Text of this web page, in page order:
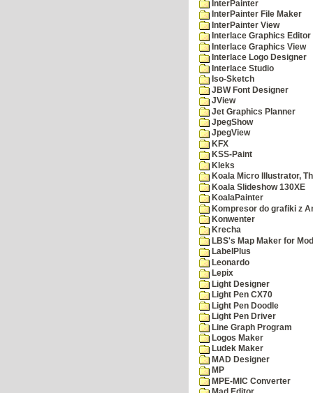
InterPainter
InterPainter File Maker
InterPainter View
Interlace Graphics Editor
Interlace Graphics View
Interlace Logo Designer
Interlace Studio
Iso-Sketch
JBW Font Designer
JView
Jet Graphics Planner
JpegShow
JpegView
KFX
KSS-Paint
Kleks
Koala Micro Illustrator,
Koala Slideshow 130XE
KoalaPainter
Kompresor do grafiki z
Konwenter
Krecha
LBS's Map Maker for
LabelPlus
Leonardo
Lepix
Light Designer
Light Pen CX70
Light Pen Doodle
Light Pen Driver
Line Graph Program
Logos Maker
Ludek Maker
MAD Designer
MP
MPE-MIC Converter